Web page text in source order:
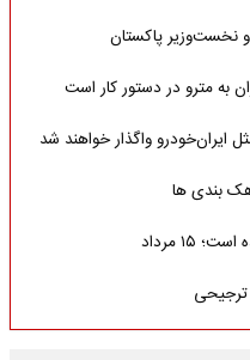
و نخست‌وزیر پاکستان
به مترو در دستور کار است
ایران‌خودرو واگذار خواهند شد
بندی ها
مرداد
ترجیحی